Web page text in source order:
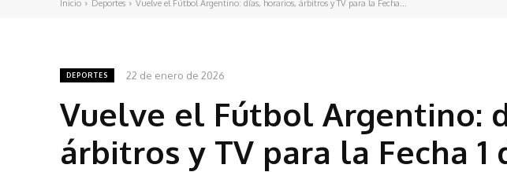
Inicio Deportes Vuelve el Fútbol Argentino: días, horarios, árbitros y TV para la Fecha...
DEPORTES 22 de enero de 2026
Vuelve el Fútbol Argentino:
árbitros y TV para la Fecha